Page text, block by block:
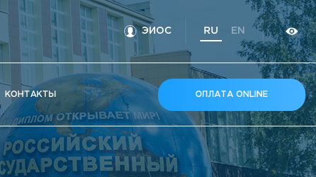
ЭИОС RU EN
КOНТАКТЫ ОПЛАТА ONLINE